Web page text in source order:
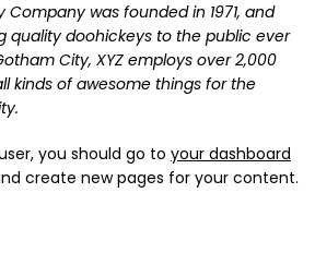
Company was founded in 1971, and
quality doohickeys to the public ever
City, XYZ employs over 2,000
kinds of awesome things for the
you should go to your dashboard
create new pages for your content.